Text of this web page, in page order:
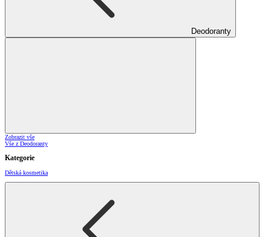
Deodoranty
Zobrazit vše
Vše z Deodoranty
Kategorie
Dětská kosmetika